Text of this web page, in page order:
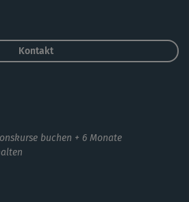
Kontakt
buchen + 6 Monate